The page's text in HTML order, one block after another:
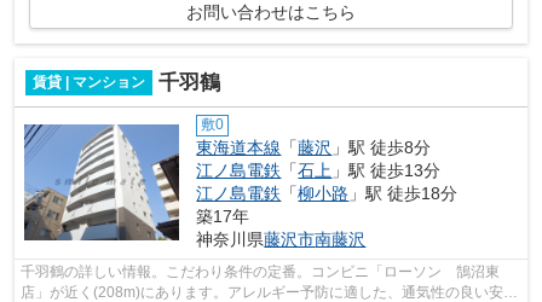
お問い合わせはこちら
賃貸 | マンション 千羽鶴
敷0
東海道本線 「藤沢 」駅 徒歩8分
江ノ島電鉄 「石上 」駅 徒歩13分
江ノ島電鉄 「柳小路 」駅 徒歩18分
築17年
神奈川県藤沢市南藤沢
千羽鶴の詳しい情報。こだわり条件の定番。コンビニ「ローソン 鵠沼東
店」が近く(208m)にあります。アレルギー予防に適した、通気性の良い安心